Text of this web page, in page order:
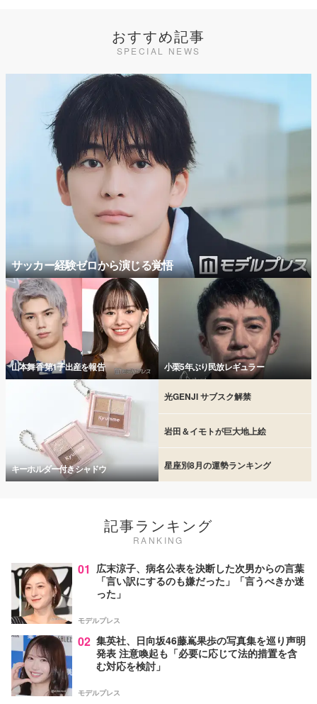
おすすめ記事
SPECIAL NEWS
サッカー経験ゼロから演じる覚悟
山本舞香 第1子出産を報告 小栗5年ぶり民放レギュラー
キーホルダー付きシャドウ
光GENJI サブスク解禁
岩田＆イモトが巨大地上絵
星座別8月の運勢ランキング
記事ランキング
RANKING
01 広末涼子、病名公表を決断した次男からの言葉
「言い訳にするのも嫌だった」「言うべきか迷
った」
モデルプレス
02 集英社、日向坂46藤嶌果歩の写真集を巡り声明
発表 注意喚起も「必要に応じて法的措置を含
む対応を検討」
モデルプレス